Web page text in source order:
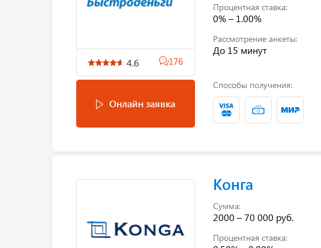
4.6 176
Онлайн заявка
Процентная ставка:
0% – 1.00%
Рассмотрение анкеты:
До 15 минут
Способы получения:
Конга
Сумма:
2000 – 70 000 руб.
Процентная ставка: